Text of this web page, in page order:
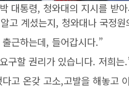
대통령, 청와대의 지시를 받
고 계셨는지, 청와대나 국정
근하는데, 들어갑시다.”
구할 권리가 있습니다. 저희는
고 온갖 고소,고발을 해놓고